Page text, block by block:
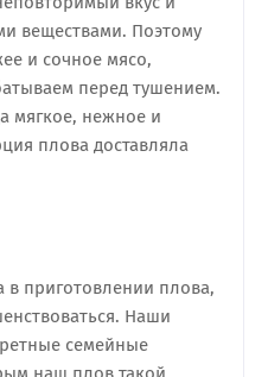
веществами. Поэтому
и сочное мясо,
перед тушением.
мягкое, нежное и
плова доставляла
в приготовлении плова,
Наши
семейные